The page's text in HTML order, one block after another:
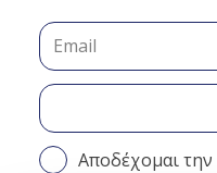
Αποδέχομαι την